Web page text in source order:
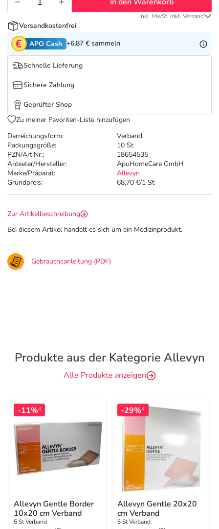
Tierapotheke
Vitamine & Mineralstoffe
Marken
Salus Deals
Darreichungsform:
Verband
Packungsgröße:
10 St
PZN/Art.Nr.:
18654535
Anbieter/Hersteller:
ApoHomeCare GmbH
Marke/Präparat:
Allevyn
Grundpreis:
68,70 €/1 St
inkl. MwSt. inkl. Versand
Versandkostenfrei
APO Cash +6,87 € sammeln
Schnelle Lieferung
Sichere Zahlung
Geprüfter Shop
Zu meiner Favoriten-Liste hinzufügen
Zur Artikelbeschreibung
Bei diesem Artikel handelt es sich um ein Medizinprodukt.
Gebrauchsanleitung (PDF)
Produkte aus der Kategorie Allevyn
Alle Produkte anzeigen
-11%4
Allevyn Gentle Border
10x20 cm Verband
5 St Verband
-29%4
Allevyn Gentle 20x20
cm Verband
5 St Verband